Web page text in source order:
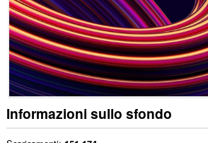
Informazioni sullo sfondo